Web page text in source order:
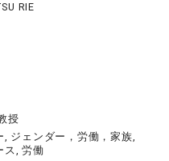
RIE
授
, ジェンダー，労働，家族,
ス, 労働